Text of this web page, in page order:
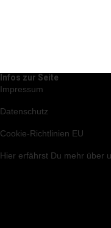
Infos zur Seite
Impressum
Datenschutz
Cookie-Richtlinien EU
Hier erfährst Du mehr über